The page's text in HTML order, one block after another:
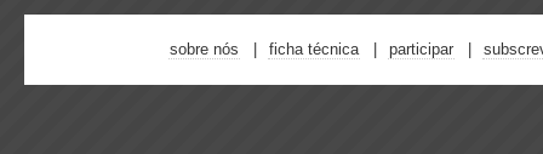
sobre nós ficha técnica participar